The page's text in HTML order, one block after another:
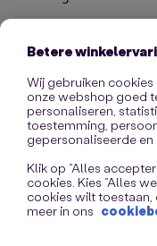
Betere
Wij gebruiken
onze webshop goed
personaliseren,
toestemming,
gepersonaliseerde
Klik op “Alles
cookies. Kies “Alles
cookies wilt toestaan,
meer in ons